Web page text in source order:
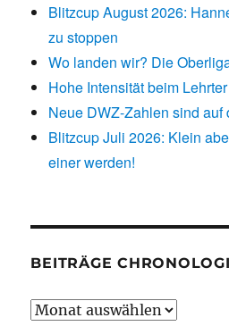
Blitzcup August 2026:
zu stoppen
Wo landen wir? Die
Hohe Intensität beim
Neue DWZ-Zahlen sind auf
Blitzcup Juli 2026: Klein
einer werden!
BEITRÄGE
Beiträge